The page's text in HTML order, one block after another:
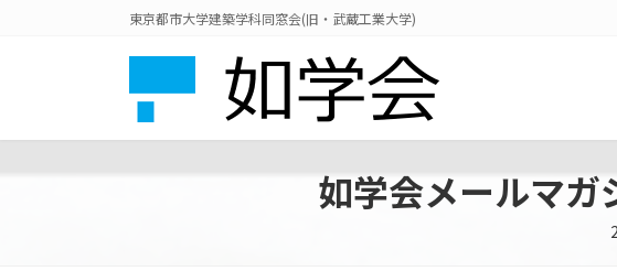
へ
ョ
東京都市大学建築学科同窓会(旧・武蔵工業大学)
如学会メールマガ